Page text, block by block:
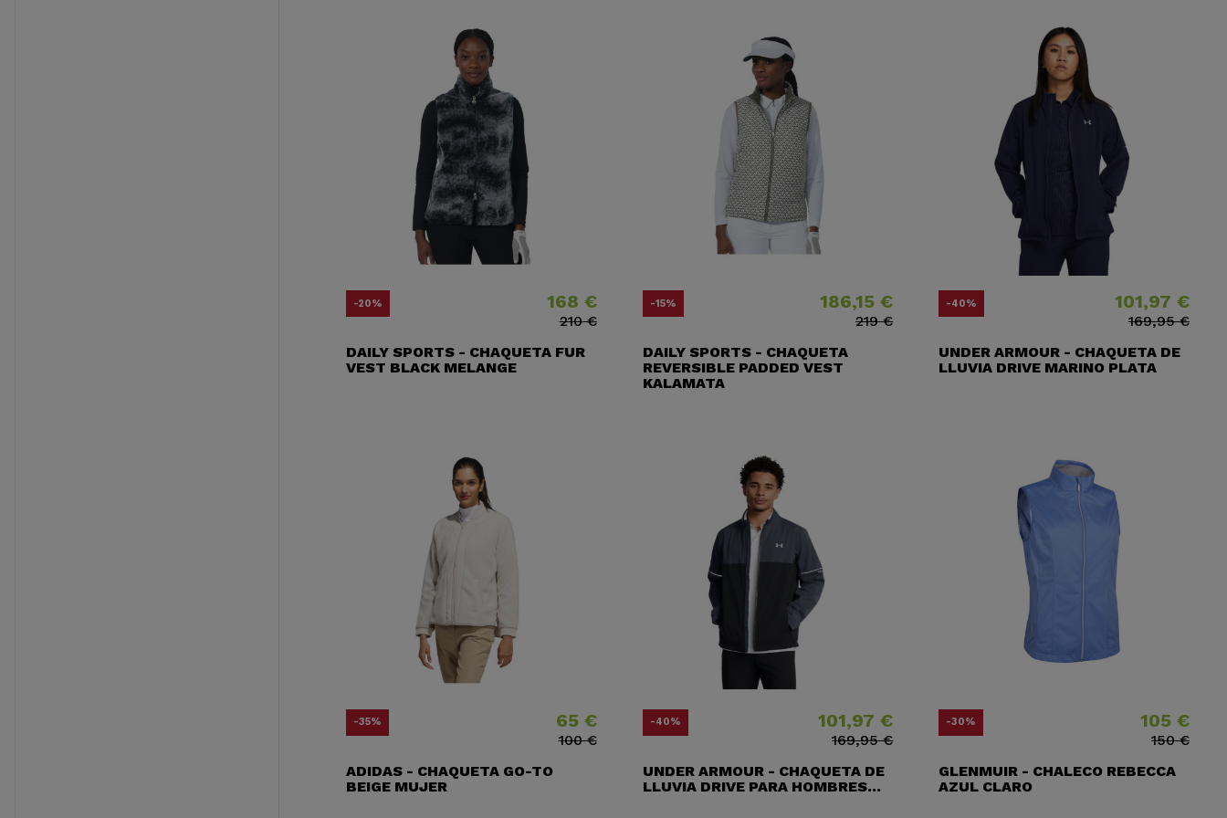
-20% Precio168 €
Precio base
210 €
DAILY SPORTS - CHAQUETA FUR
VEST BLACK MELANGE
-15% Precio186,15 €
Precio base
219 €
DAILY SPORTS - CHAQUETA
REVERSIBLE PADDED VEST
KALAMATA
-40% 101,97 €
Precio base
169,95 €
UNDER ARMOUR - CHAQUETA DE
LLUVIA DRIVE MARINO PLATA
-35% Precio65 €
Precio base
100 €
ADIDAS - CHAQUETA GO-TO
BEIGE MUJER
-40% 101,97 €
Precio base
169,95 €
UNDER ARMOUR - CHAQUETA DE
LLUVIA DRIVE PARA HOMBRES...
-30% Precio105 €
Precio base
150 €
GLENMUIR - CHALECO REBECCA
AZUL CLARO